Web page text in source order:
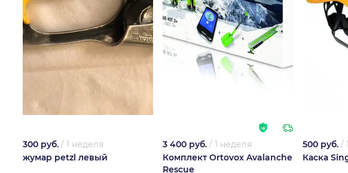
300 руб. / 1 неделя
жумар petzl левый
3 400 руб. / 1 неделя
Комплект Ortovox Avalanche
Rescue
500 руб. /
Каска